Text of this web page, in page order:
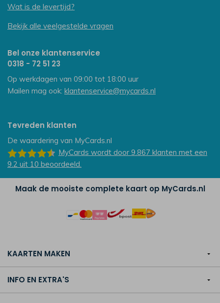
Wat is de levertijd?
Bekijk alle veelgestelde vragen
Bel onze klantenservice
0318 - 72 51 23
Op werkdagen van 09:00 tot 18:00 uur
Mailen mag ook: klantenservice@mycards.nl
Tevreden klanten
De waardering van MyCards.nl
MyCards wordt door 9.867 klanten met een
9.2 uit 10 beoordeeld.
Maak de mooiste complete kaart op MyCards.nl
KAARTEN MAKEN
INFO EN EXTRA'S